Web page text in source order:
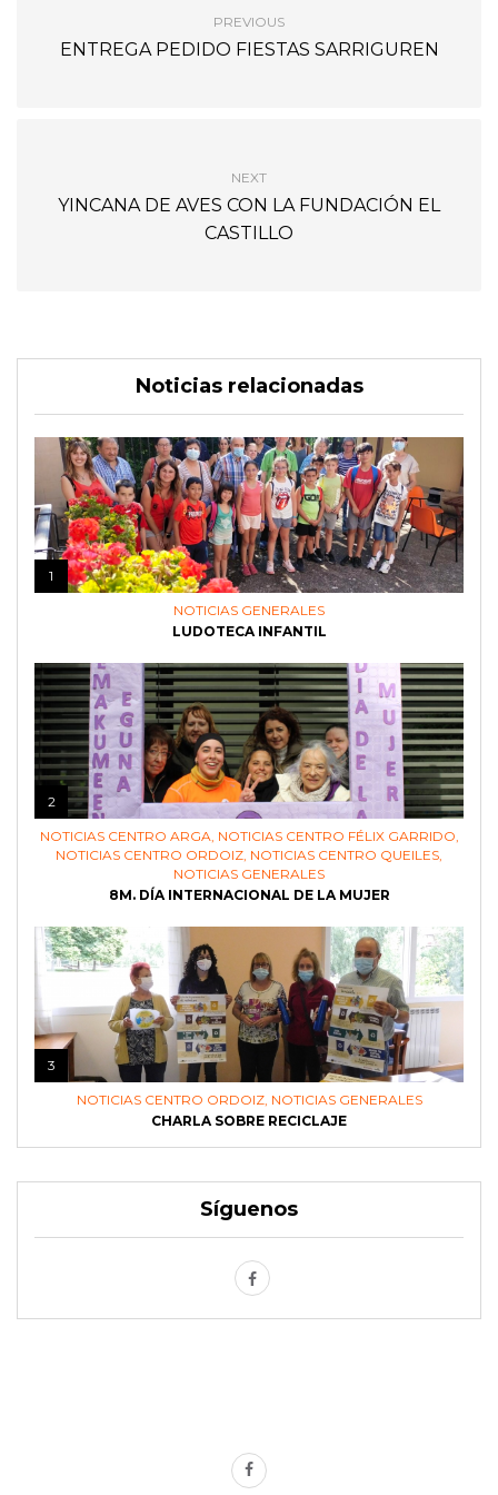
PREVIOUS
ENTREGA PEDIDO FIESTAS SARRIGUREN
NEXT
YINCANA DE AVES CON LA FUNDACIÓN EL
CASTILLO
Noticias relacionadas
1
NOTICIAS GENERALES
LUDOTECA INFANTIL
2
NOTICIAS CENTRO ARGA, NOTICIAS CENTRO FÉLIX GARRIDO,
NOTICIAS CENTRO ORDOIZ, NOTICIAS CENTRO QUEILES,
NOTICIAS GENERALES
8M. DÍA INTERNACIONAL DE LA MUJER
3
NOTICIAS CENTRO ORDOIZ, NOTICIAS GENERALES
CHARLA SOBRE RECICLAJE
Síguenos